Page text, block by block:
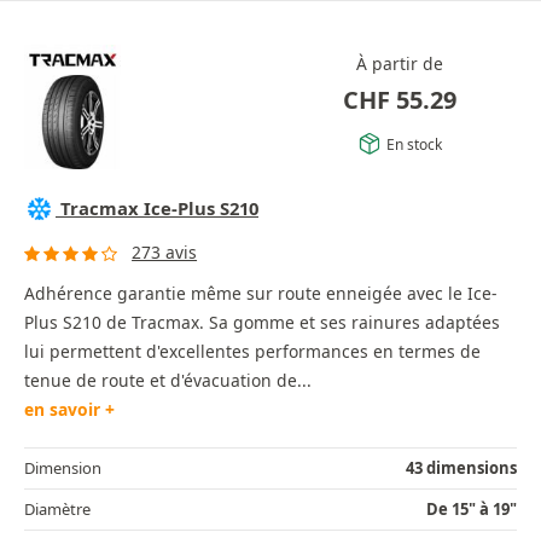
À partir de
CHF 55.29
En stock
Tracmax Ice-Plus S210
273 avis
Adhérence garantie même sur route enneigée avec le Ice-
Plus S210 de Tracmax. Sa gomme et ses rainures adaptées
lui permettent d'excellentes performances en termes de
tenue de route et d'évacuation de...
en savoir +
Dimension
43 dimensions
Diamètre
De 15" à 19"